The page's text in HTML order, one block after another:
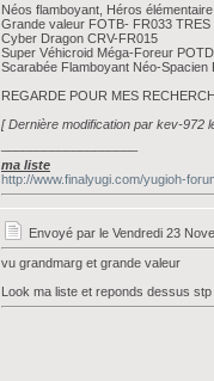
Néos flamboyant, Héros
Grande valeur FOTB- FR033 TRES
Cyber Dragon CRV-FR015
Super Véhicroid Méga-Foreur
Scarabée Flamboyant Néo-Spacien
REGARDE POUR MES
[ Dernière modification par kev-972
ma liste
http://www.finalyugi.com/yugioh-
Envoyé par le Vendredi 23
vu grandmarg et grande valeur
Look ma liste et reponds dessus stp